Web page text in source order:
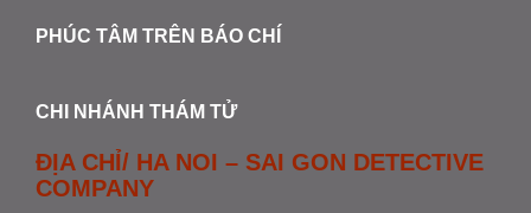
PHÚC TÂM TRÊN BÁO CHÍ
CHI NHÁNH THÁM TỬ
ĐỊA CHỈ/ HA NOI – SAI GON DETECTIVE
COMPANY